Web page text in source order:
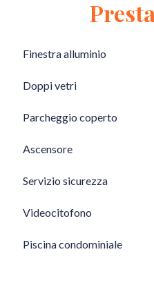
Finestra alluminio
Doppi vetri
Parcheggio coperto
Ascensore
Servizio sicurezza
Videocitofono
Piscina condominiale